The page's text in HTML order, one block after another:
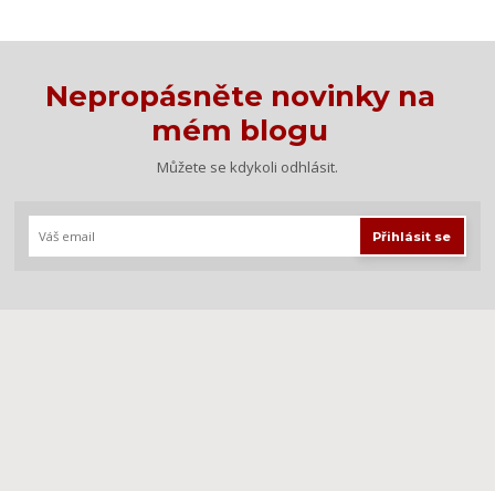
Nepropásněte novinky na
mém blogu
Můžete se kdykoli odhlásit.
Přihlásit se